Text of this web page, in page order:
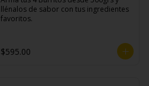
llénalos de sabor con tus ingredientes
favoritos.
$595.00